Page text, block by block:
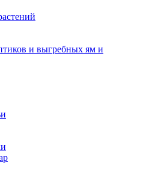
и выгребных ям и